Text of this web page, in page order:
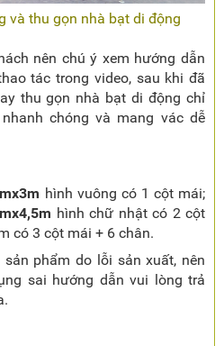
và thu gọn nhà bạt di động
nên chú ý xem hướng dẫn
tác trong video, sau khi đã
thu gọn nhà bạt di động chỉ
chóng và mang vác dễ
hình vuông có 1 cột mái;
hình chữ nhật có 2 cột
có 3 cột mái + 6 chân.
phẩm do lỗi sản xuất, nên
sai hướng dẫn vui lòng trả